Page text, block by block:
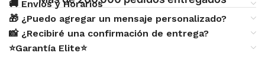
🚚 Envíos y Horarios
🎁 ¿Puedo agregar un mensaje personalizado?
📸 ¿Recibiré una confirmación de entrega?
⭐Garantía Elite⭐